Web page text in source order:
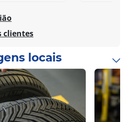
clientes
locais